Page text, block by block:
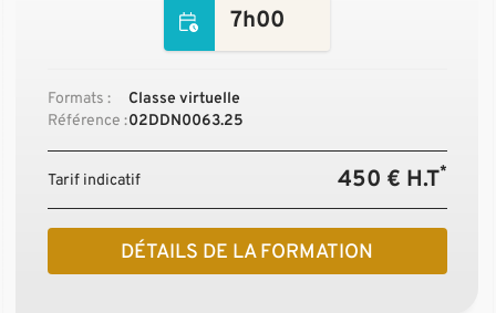
7h00
Formats :
Classe virtuelle
Référence :02DDN0063.25
Tarif indicatif 450 € H.T*
DÉTAILS DE LA FORMATION